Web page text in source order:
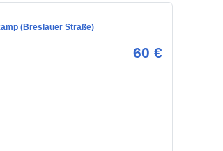
(Breslauer Straße)
60 €